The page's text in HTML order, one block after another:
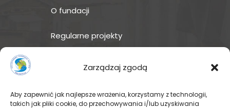
Zarządzaj zgodą
Aby zapewnić jak najlepsze wrażenia, korzystamy z technologii,
takich jak pliki cookie, do przechowywania i/lub uzyskiwania
O fundacji
Regularne projekty
Wspomóż teraz – przekaż